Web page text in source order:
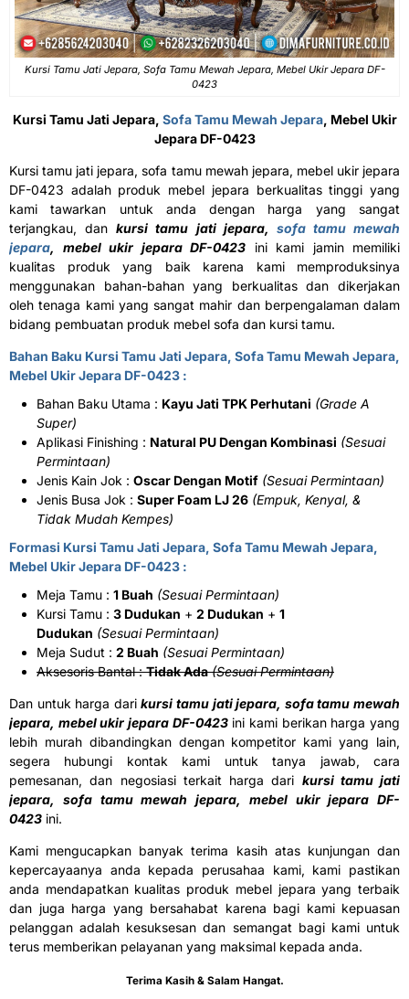
Kursi Tamu Jati Jepara, Sofa Tamu Mewah Jepara, Mebel Ukir Jepara DF-
0423
Kursi Tamu Jati Jepara, Sofa Tamu Mewah Jepara, Mebel Ukir
Jepara DF-0423
Kursi tamu jati jepara, sofa tamu mewah jepara, mebel ukir jepara
DF-0423 adalah produk mebel jepara berkualitas tinggi yang
kami tawarkan untuk anda dengan harga yang sangat
terjangkau, dankursi tamu jati jepara, sofa tamu mewah
jepara, mebel ukir jepara DF-0423 ini kami jamin memiliki
kualitas produk yang baik karena kami memproduksinya
menggunakan bahan-bahan yang berkualitas dan dikerjakan
oleh tenaga kami yang sangat mahir dan berpengalaman dalam
bidang pembuatan produk mebel sofa dan kursi tamu.
Bahan Baku Kursi Tamu Jati Jepara, Sofa Tamu Mewah Jepara,
Mebel Ukir Jepara DF-0423 :
Bahan Baku Utama : Kayu Jati TPK Perhutani (Grade A
Super)
Aplikasi Finishing : Natural PU Dengan Kombinasi (Sesuai
Permintaan)
Jenis Kain Jok : Oscar Dengan Motif (Sesuai Permintaan)
Jenis Busa Jok : Super Foam LJ 26 (Empuk, Kenyal, &
Tidak Mudah Kempes)
Formasi Kursi Tamu Jati Jepara, Sofa Tamu Mewah Jepara,
Mebel Ukir Jepara DF-0423 :
Meja Tamu : 1 Buah (Sesuai Permintaan)
Kursi Tamu : 3 Dudukan + 2 Dudukan + 1
Dudukan (Sesuai Permintaan)
Meja Sudut : 2 Buah (Sesuai Permintaan)
Aksesoris Bantal :Tidak Ada (Sesuai Permintaan)
Dan untuk harga darikursi tamu jati jepara, sofa tamu mewah
jepara, mebel ukir jepara DF-0423ini kami berikan harga yang
lebih murah dibandingkan dengan kompetitor kami yang lain,
segera hubungi kontak kami untuk tanya jawab, cara
pemesanan, dan negosiasi terkait harga dari kursi tamu jati
jepara, sofa tamu mewah jepara, mebel ukir jepara DF-
0423 ini.
Kami mengucapkan banyak terima kasih atas kunjungan dan
kepercayaanya anda kepada perusahaa kami, kami pastikan
anda mendapatkan kualitas produk mebel jepara yang terbaik
dan juga harga yang bersahabat karena bagi kami kepuasan
pelanggan adalah kesuksesan dan semangat bagi kami untuk
terus memberikan pelayanan yang maksimal kepada anda.
Terima Kasih & Salam Hangat.